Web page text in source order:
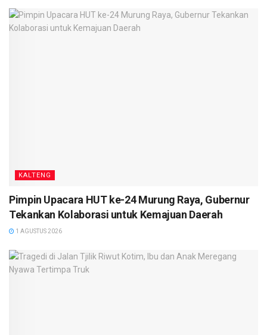
ada kaitan keluarga, oleh karena menimbulkan korban jiwa
maka tentu ada yang harus bertanggungjawab,” paparnya.
KALTENG
Pimpin Upacara HUT ke-24 Murung Raya, Gubernur
Tekankan Kolaborasi untuk Kemajuan Daerah
1 AGUSTUS 2026